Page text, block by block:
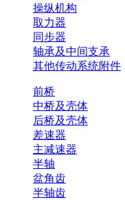
操纵机构
取力器
同步器
轴承及中间支承
其他传动系统附件
前桥
中桥及壳体
后桥及壳体
差速器
主减速器
半轴
盆角齿
半轴齿